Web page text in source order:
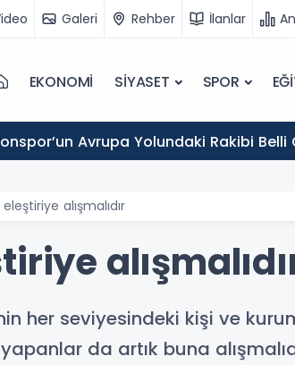
Galeri Rehber İlanlar
EKONOMİ SİYASET SPOR
Avrupa Yolundaki Rakibi Belli
alışmalıdır
her seviyesindeki kişi ve
da artık buna